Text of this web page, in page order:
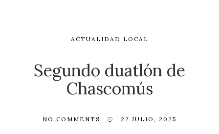
ACTUALIDAD LOCAL
Segundo duatlón de
Chascomús
NO COMMENTS 22 JULIO, 2025